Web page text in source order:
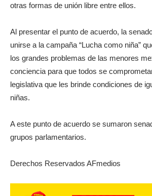
otras formas de unión libre entre ellos.
Al presentar el punto de acuerdo, la
unirse a la campaña “Lucha como niña”
los grandes problemas de las menores
conciencia para que todos se
legislativa que les brinde condiciones de
niñas.
A este punto de acuerdo se sumaron
grupos parlamentarios.
Derechos Reservados AFmedios